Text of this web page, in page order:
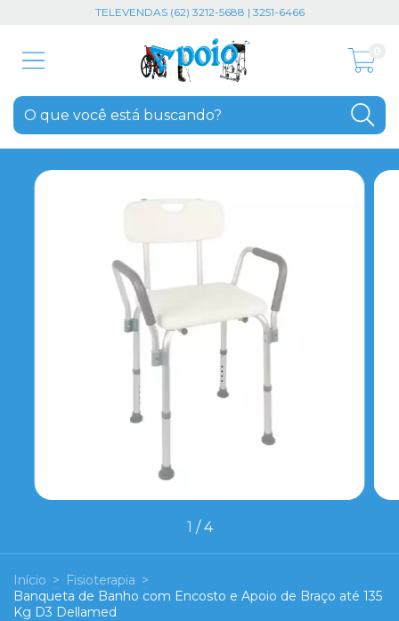
TELEVENDAS (62) 3212-5688 | 3251-6466
1 /4
Início > Fisioterapia >
Banqueta de Banho com Encosto e Apoio de Braço até 135
Kg D3 Dellamed